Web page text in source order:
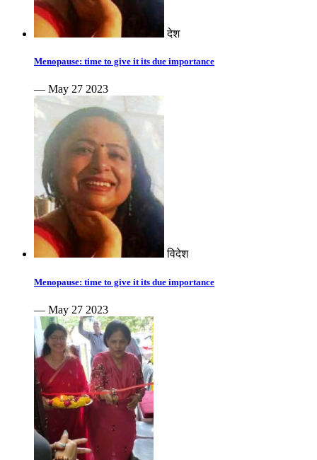
देश
Menopause: time to give it its due importance
— May 27 2023
विदेश
Menopause: time to give it its due importance
— May 27 2023